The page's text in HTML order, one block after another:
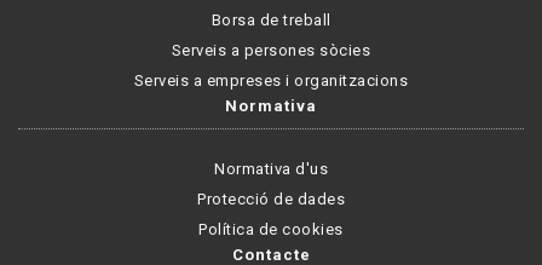
Borsa de treball
Serveis a persones sòcies
Serveis a empreses i organitzacions
Normativa
Normativa d'us
Protecció de dades
Política de cookies
Contacte